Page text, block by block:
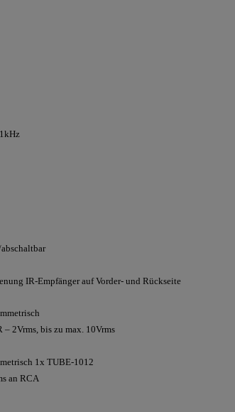
IR-Empfänger auf Vorder- und Rückseite
– 2Vrms, bis zu max. 10Vrms
1x TUBE-1012
an RCA